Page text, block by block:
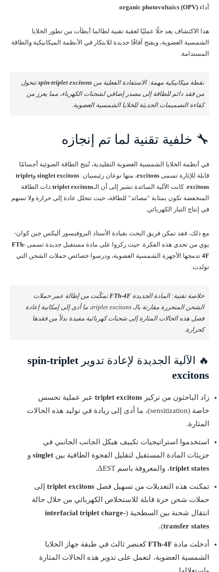
أداء organic photovoltaics (OPV)
هذا الاكتشاف يعد حلًا عمليًا لعقبة تقنية لطالما أبطأت من تطور الخلايا
الشمسية العضوية، ويفتح آفاقًا جديدة للابتكار في الأنظمة الميكانيكية والطاقة
المستدامة.
نقطة ميكانيكية مهمة: الاستفادة الفعلية من spin-triplet excitonsتتحول
من فقد دائم للطاقة إلى مصدر إضافي لشحنات الكهرباء، مما يعزز من
كفاءة التصميمات الحديثة للخلايا الشمسية العضوية.
🔧 خلفية تقنية لما تم إنجازه
في أنظمة الخلايا الشمسية العضوية التقليدية، تُنتج الطاقة الضوئية أجسامًا
قابلة للإثارة تسمى excitons، منها نوعان رئيسيان: singlet excitons وtriplet
excitons . كانت الآلية السائدة تشير إلى أن الـtriplet excitons ذات الطاقة
المنخفضة تكون بمثابة “مصائد” للطاقة، حيث تتحلل عادة إلى حرارة ولا تسهم
في إنتاج التيار الكهربائي.
مع ذلك، فقد تمكن فريق البحث بقيادة الأستاذ البروفيسور أليكس جين كوان-
يوي من تحدي هذه الفكرة. حيث ركزوا على مادة مستقبل جديدة تسمى FTh-
4F تدمجها الأجهزة الشمسية العضوية، ودرسوا خصائص حملات الشحن التي
تولدت.
خلاصة تقنية: المادة الجديدة FTh-4F تمكّنت من إطالة عمر حملات
الشحن المتحررة مقارنة بالـ triplet excitons، ما أدى إلى إمكانية إعادة
فصل هذه الحالات المثارة إلى شحنات كهربائية مفيدة بدلاً من فقدها
كحرارة.
🔥 الآلية الجديدة لإعادة تدويرspin-triplet
excitons
زاد الباحثون من تركيز triplet excitons عبر عملية تحسس
خاصة (sensitization)، ما أدى إلى زيادة في توليد هذه الحالات
المثارة.
استخدموا استراتيجيات تكييف هيكل الجانب الجانبي في
جزيئات المادة المستقبل لتقليل الفجوة الطاقية بين singlet و
triplet states، والمعروفة باسم ΔEST.
تمكنت هذه التعديلات من تسهيل فصل triplet excitons إلى
حملات شحن حرة قابلة للاستخلاص الكهربائي من خلال حالة
انتقال شحنة بين السطحية (interfacial triplet charge-
transfer states
).
أدخلت مادة FTh-4Fكعنصر ثالث في طبقة جهاز الخلايا
الشمسية العضوية، لتعمل على تدوير هذه الحالات المثارة